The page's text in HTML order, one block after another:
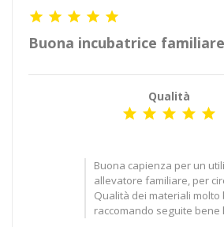
    
Buona incubatrice
Qualità
    
Buona capienza per un
allevatore familiare, per
Qualità dei materiali molto
raccomando seguite bene